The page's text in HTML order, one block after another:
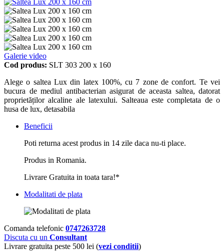
Galerie video
Cod produs: SLT 303 200 x 160
Alege o saltea Lux din latex 100%, cu 7 zone de confort. Te vei
bucura de mediul antibacterian asigurat de aceasta saltea, datorat
proprietăților alcaline ale latexului. Salteaua este completata de o
husa de lux, detasabila
Beneficii
Poti returna acest produs in 14 zile daca nu-ti place.
Produs in Romania.
Livrare Gratuita in toata tara!*
Modalitati de plata
Comanda telefonic 0747263728
Discuta cu un Consultant
Livrare gratuita peste 500 lei (vezi conditii)